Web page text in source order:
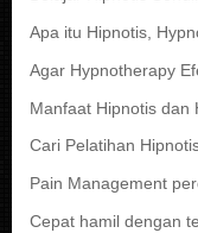
Apa itu Hipnotis,
Agar Hypnotherapy
Manfaat Hipnotis dan
Cari Pelatihan
Pain Management
Cepat hamil dengan